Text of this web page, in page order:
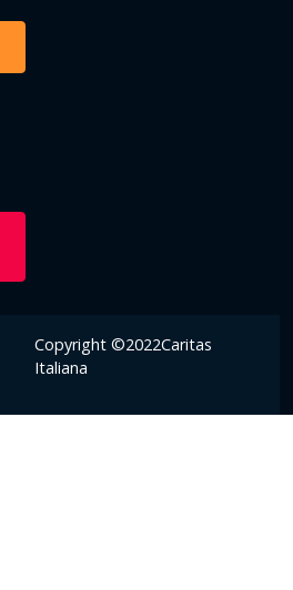
Copyright ©2022Caritas
Italiana